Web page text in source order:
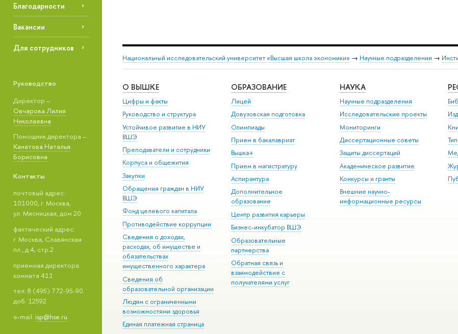
Благодарности
Вакансии
Для сотрудников
Руководство
Директор –
Овчарова Лилия
Николаевна
Помощник директора –
Канатова Наталья
Борисовна
Контакты
почтовый адрес:
101000, г. Москва,
ул. Мясницкая, дом 20
фактический адрес:
г. Москва, Славянская
пл., д.4, стр.2
приемная директора:
комната 411
тел: 8 (495) 772-95-90
доб. 12592
e-mail: isp@hse.ru
Национальный исследовательский университет «Высшая школа экономики» → Научные подразделения →
О ВЫШКЕ
Цифры и факты
Руководство и структура
Устойчивое развитие в НИУ
ВШЭ
Преподаватели и сотрудники
Корпуса и общежития
Закупки
Обращения граждан в НИУ
ВШЭ
Фонд целевого капитала
Противодействие коррупции
Сведения о доходах,
расходах, об имуществе и
обязательствах
имущественного характера
Сведения об
образовательной организации
Людям с ограниченными
возможностями здоровья
Единая платежная страница
ОБРАЗОВАНИЕ
Лицей
Довузовская подготовка
Олимпиады
Прием в бакалавриат
Вышка+
Прием в магистратуру
Аспирантура
Дополнительное
образование
Центр развития карьеры
Бизнес-инкубатор ВШЭ
Образовательные
партнерства
Обратная связь и
взаимодействие с
получателями услуг
НАУКА
Научные подразделения
Исследовательские проекты
Мониторинги
Диссертационные советы
Защиты диссертаций
Академическое развитие
Конкурсы и гранты
Внешние научно-
информационные ресурсы